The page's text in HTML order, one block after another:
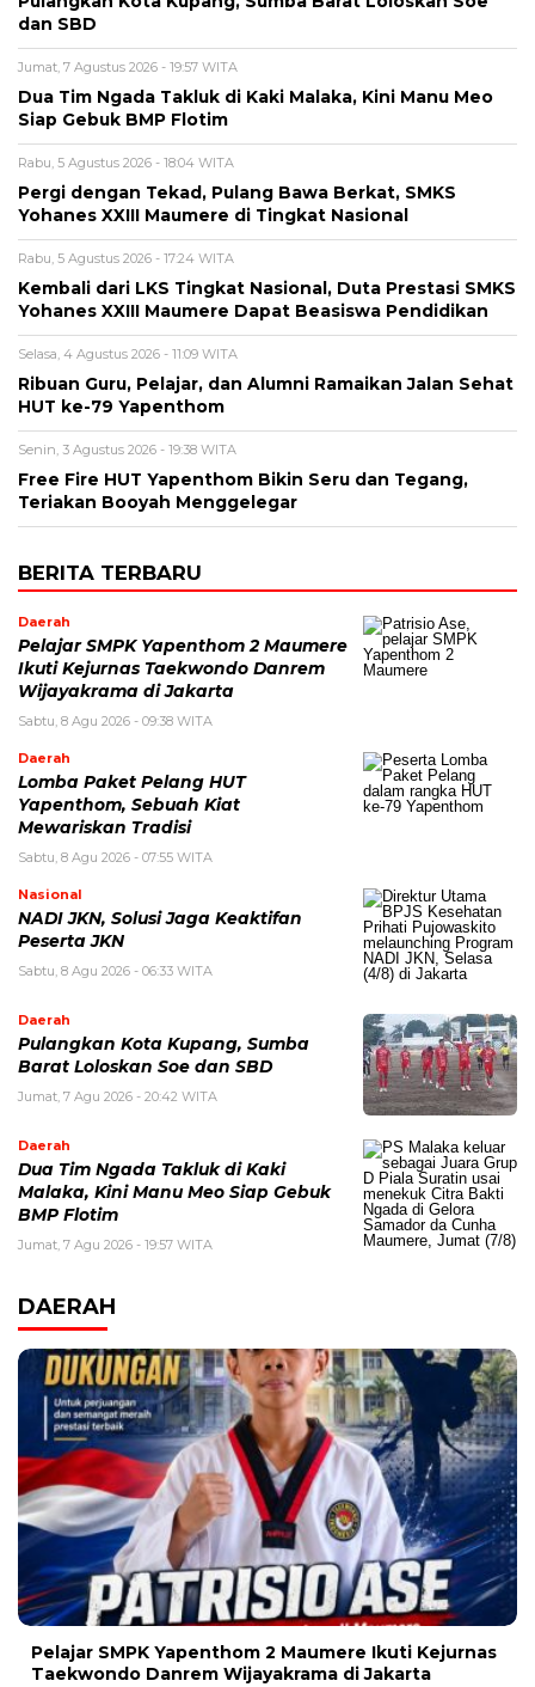
dan SBD
Jumat, 7 Agustus 2026 - 19:57 WITA
Dua Tim Ngada Takluk di Kaki Malaka, Kini Manu Meo
Siap Gebuk BMP Flotim
Rabu, 5 Agustus 2026 - 18:04 WITA
Pergi dengan Tekad, Pulang Bawa Berkat, SMKS
Yohanes XXIII Maumere di Tingkat Nasional
Rabu, 5 Agustus 2026 - 17:24 WITA
Kembali dari LKS Tingkat Nasional, Duta Prestasi SMKS
Yohanes XXIII Maumere Dapat Beasiswa Pendidikan
Selasa, 4 Agustus 2026 - 11:09 WITA
Ribuan Guru, Pelajar, dan Alumni Ramaikan Jalan Sehat
HUT ke-79 Yapenthom
Senin, 3 Agustus 2026 - 19:38 WITA
Free Fire HUT Yapenthom Bikin Seru dan Tegang,
Teriakan Booyah Menggelegar
BERITA TERBARU
Daerah
Pelajar SMPK Yapenthom 2 Maumere
Ikuti Kejurnas Taekwondo Danrem
Wijayakrama di Jakarta
Sabtu, 8 Agu 2026 - 09:38 WITA
Daerah
Lomba Paket Pelang HUT
Yapenthom, Sebuah Kiat
Mewariskan Tradisi
Sabtu, 8 Agu 2026 - 07:55 WITA
Nasional
NADI JKN, Solusi Jaga Keaktifan
Peserta JKN
Sabtu, 8 Agu 2026 - 06:33 WITA
Daerah
Pulangkan Kota Kupang, Sumba
Barat Loloskan Soe dan SBD
Jumat, 7 Agu 2026 - 20:42 WITA
Daerah
Dua Tim Ngada Takluk di Kaki
Malaka, Kini Manu Meo Siap Gebuk
BMP Flotim
Jumat, 7 Agu 2026 - 19:57 WITA
DAERAH
Pelajar SMPK Yapenthom 2 Maumere Ikuti Kejurnas
Taekwondo Danrem Wijayakrama di Jakarta